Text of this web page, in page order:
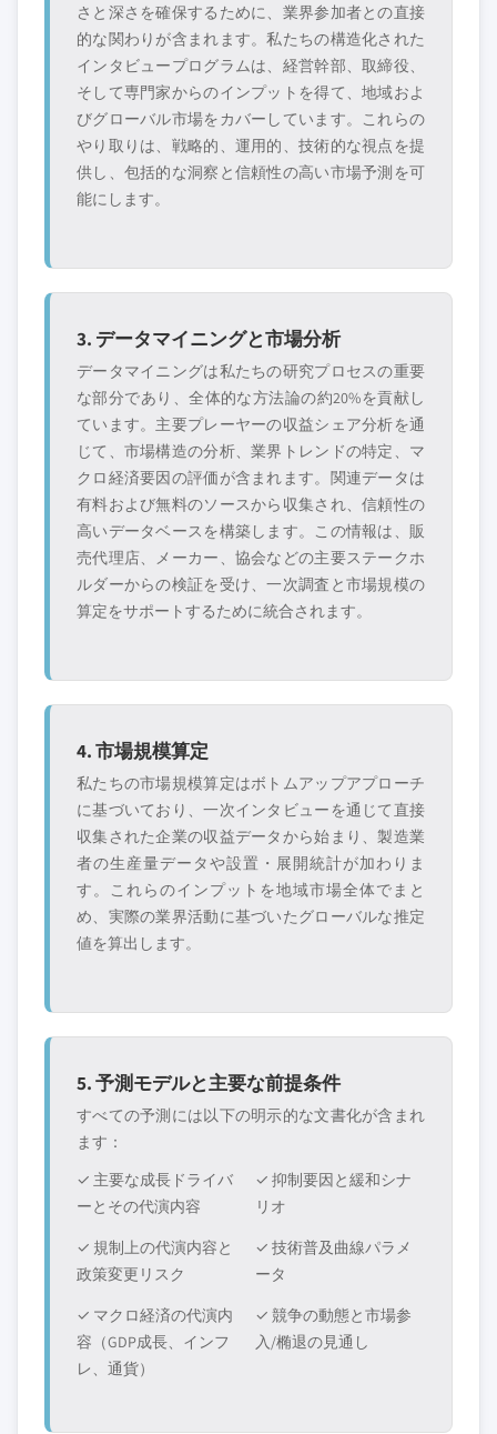
さと深さを確保するために、業界参加者との直接
的な関わりが含まれます。私たちの構造化された
インタビュープログラムは、経営幹部、取締役、
そして専門家からのインプットを得て、地域およ
びグローバル市場をカバーしています。これらの
やり取りは、戦略的、運用的、技術的な視点を提
供し、包括的な洞察と信頼性の高い市場予測を可
能にします。
3. データマイニングと市場分析
データマイニングは私たちの研究プロセスの重要
な部分であり、全体的な方法論の約20%を貢献し
ています。主要プレーヤーの収益シェア分析を通
じて、市場構造の分析、業界トレンドの特定、マ
クロ経済要因の評価が含まれます。関連データは
有料および無料のソースから収集され、信頼性の
高いデータベースを構築します。この情報は、販
売代理店、メーカー、協会などの主要ステークホ
ルダーからの検証を受け、一次調査と市場規模の
算定をサポートするために統合されます。
4. 市場規模算定
私たちの市場規模算定はボトムアップアプローチ
に基づいており、一次インタビューを通じて直接
収集された企業の収益データから始まり、製造業
者の生産量データや設置・展開統計が加わりま
す。これらのインプットを地域市場全体でまと
め、実際の業界活動に基づいたグローバルな推定
値を算出します。
5. 予測モデルと主要な前提条件
すべての予測には以下の明示的な文書化が含まれ
ます：
✓ 主要な成長ドライバ
ーとその代演内容
✓ 抑制要因と緩和シナ
リオ
✓ 規制上の代演内容と
政策変更リスク
✓ 技術普及曲線パラメ
ータ
✓ マクロ経済の代演内
容（GDP成長、インフ
レ、通貨）
✓ 競争の動態と市場参
入/椭退の見通し